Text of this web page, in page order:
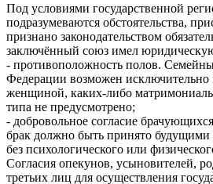
Под условиями государственной
подразумеваются обстоятельства,
признано законодательством
заключённый союз имел
- противоположность полов.
Федерации возможен
женщиной, каких-либо
типа не предусмотрено;
- добровольное согласие
брак должно быть принято будущими
без психологического или
Согласия опекунов, усыновителей,
третьих лиц для осуществления